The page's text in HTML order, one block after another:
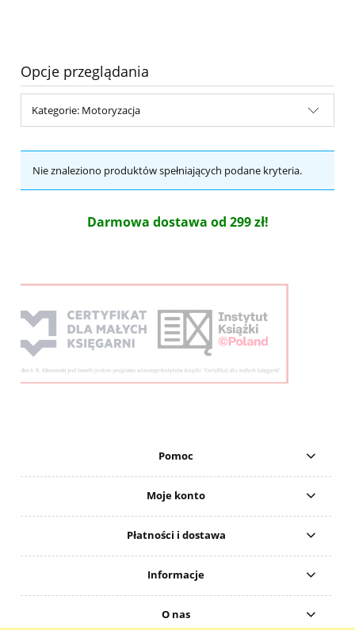
Opcje przeglądania
Kategorie: Motoryzacja
Nie znaleziono produktów spełniających podane kryteria.
Darmowa dostawa od 299 zł!
Pomoc
Moje konto
Płatności i dostawa
Informacje
O nas